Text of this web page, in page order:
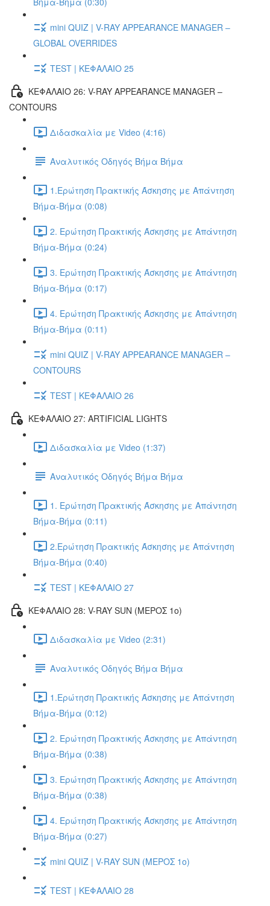
mini QUIZ | V-RAY APPEARANCE MANAGER –
GLOBAL OVERRIDES
TEST | ΚΕΦΑΛΑΙΟ 25
ΚΕΦΑΛΑΙΟ 26: V-RAY APPEARANCE MANAGER –
CONTOURS
Διδασκαλία με Video (4:16)
Αναλυτικός Οδηγός Βήμα Βήμα
1.Ερώτηση Πρακτικής Άσκησης με Απάντηση
Βήμα-Βήμα (0:08)
2. Ερώτηση Πρακτικής Άσκησης με Απάντηση
Βήμα-Βήμα (0:24)
3. Ερώτηση Πρακτικής Άσκησης με Απάντηση
Βήμα-Βήμα (0:17)
4. Ερώτηση Πρακτικής Άσκησης με Απάντηση
Βήμα-Βήμα (0:11)
mini QUIZ | V-RAY APPEARANCE MANAGER –
CONTOURS
TEST | ΚΕΦΑΛΑΙΟ 26
ΚΕΦΑΛΑΙΟ 27: ARTIFICIAL LIGHTS
Διδασκαλία με Video (1:37)
Αναλυτικός Οδηγός Βήμα Βήμα
1. Ερώτηση Πρακτικής Άσκησης με Απάντηση
Βήμα-Βήμα (0:11)
2.Ερώτηση Πρακτικής Άσκησης με Απάντηση
Βήμα-Βήμα (0:40)
TEST | ΚΕΦΑΛΑΙΟ 27
ΚΕΦΑΛΑΙΟ 28: V-RAY SUN (ΜΕΡΟΣ 1o)
Διδασκαλία με Video (2:31)
Αναλυτικός Οδηγός Βήμα Βήμα
1.Ερώτηση Πρακτικής Άσκησης με Απάντηση
Βήμα-Βήμα (0:12)
2. Ερώτηση Πρακτικής Άσκησης με Απάντηση
Βήμα-Βήμα (0:38)
3. Ερώτηση Πρακτικής Άσκησης με Απάντηση
Βήμα-Βήμα (0:38)
4. Ερώτηση Πρακτικής Άσκησης με Απάντηση
Βήμα-Βήμα (0:27)
mini QUIZ | V-RAY SUN (ΜΕΡΟΣ 1o)
TEST | ΚΕΦΑΛΑΙΟ 28